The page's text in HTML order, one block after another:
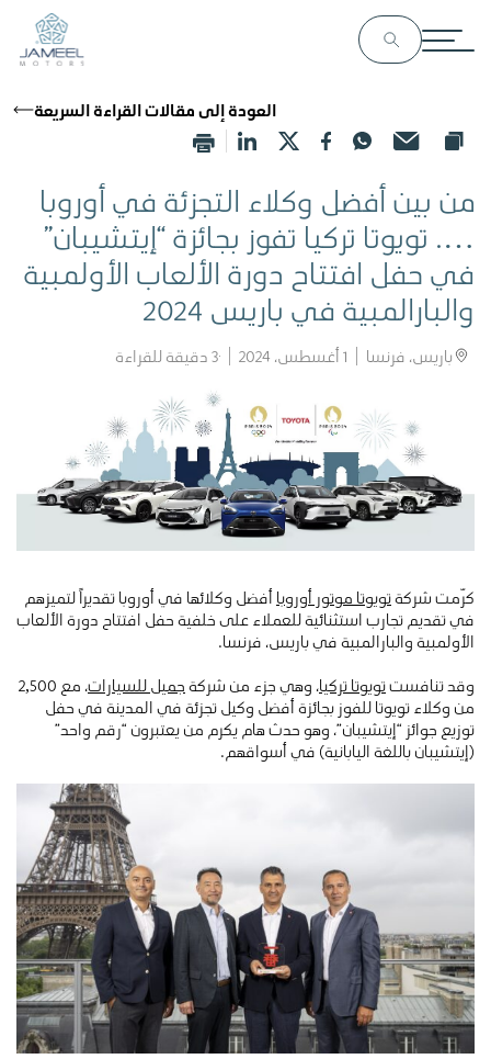
العودة إلى مقالات القراءة السريعة
من بين أفضل وكلاء التجزئة في أوروبا
…. تويوتا تركيا تفوز بجائزة “إيتشيبان”
في حفل افتتاح دورة الألعاب الأولمبية
والبارالمبية في باريس 2024
باريس، فرنسا 1 أغسطس، 2024 3دقيقة للقراءة
كرّمت شركةتويوتا موتور أوروبا أفضل وكلائها في أوروبا تقديراً لتميزهم
في تقديم تجارب استثنائية للعملاء على خلفية حفل افتتاح دورة الألعاب
الأولمبية والبارالمبية في باريس، فرنسا.
وقد تنافستتويوتا تركيا، وهي جزء من شركةجميل للسيارات
، مع 2,500
من وكلاء تويوتا للفوز بجائزة أفضل وكيل تجزئة في المدينة في حفل
توزيع جوائز “إيتشيبان”، وهو حدث هام يكرم من يعتبرون “رقم واحد”
(إيتشيبان باللغة اليابانية) في أسواقهم.